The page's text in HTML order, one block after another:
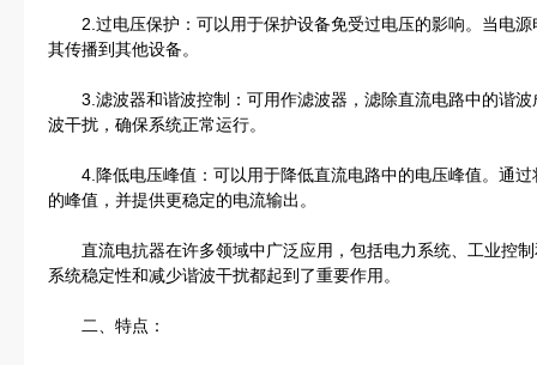
2.过电压保护：可以用于保护设备免受过电压的影响。当电源
其传播到其他设备。
3.滤波器和谐波控制：可用作滤波器，滤除直流电路中的谐波
波干扰，确保系统正常运行。
4.降低电压峰值：可以用于降低直流电路中的电压峰值。通过
的峰值，并提供更稳定的电流输出。
直流电抗器在许多领域中广泛应用，包括电力系统、工业控制
系统稳定性和减少谐波干扰都起到了重要作用。
二、特点：